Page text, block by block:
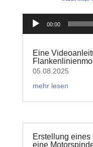
00:00
Eine
05.08.2025
mehr lesen
Erstellung eines
eine